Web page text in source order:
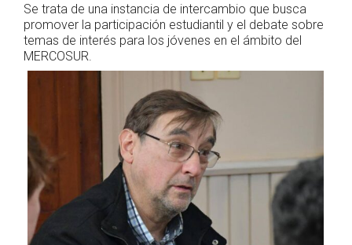
Se trata de una instancia de intercambio que busca
promover la participación estudiantil y el debate sobre
temas de interés para los jóvenes en el ámbito del
MERCOSUR.